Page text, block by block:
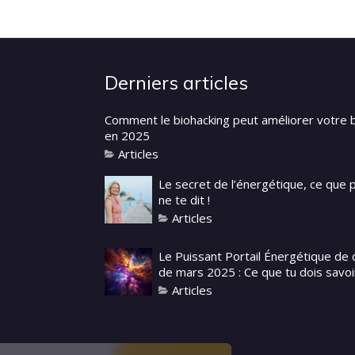
Derniers articles
Comment le biohacking peut améliorer votre
en 2025
Articles
Le secret de l’énergétique, ce que
ne te dit !
Articles
Le Puissant Portail Énergétique de
de mars 2025 : Ce que tu dois
Articles
Continuer sans accepter